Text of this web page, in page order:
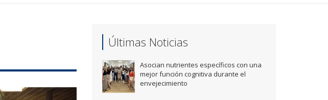
Últimas Noticias
Asocian nutrientes específicos con una
mejor función cognitiva durante el
envejecimiento